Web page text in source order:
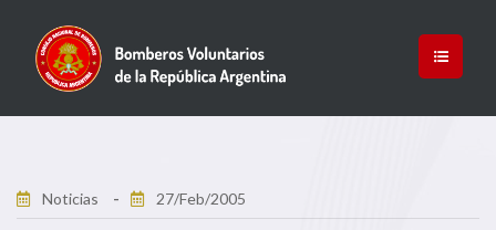
Noticias 27/Feb/2005